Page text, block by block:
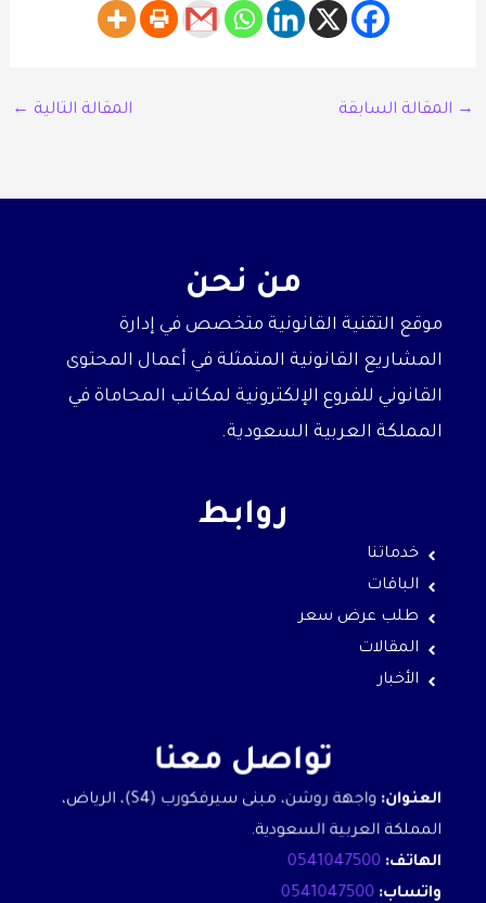
→ المقالة السابقة المقالة التالية ←
من نحن
موقع التقنية القانونية متخصص في إدارة
المشاريع القانونية المتمثلة في أعمال المحتوى
القانوني للفروع الإلكترونية لمكاتب المحاماة في
المملكة العربية السعودية.
روابط
خدماتنا
الباقات
طلب عرض سعر
المقالات
الأخبار
تواصل معنا
العنوان:
واجهة روشن، مبنى سيرفكورب (S4)، الرياض،
المملكة العربية السعودية.
الهاتف: 0541047500
واتساب: 0541047500